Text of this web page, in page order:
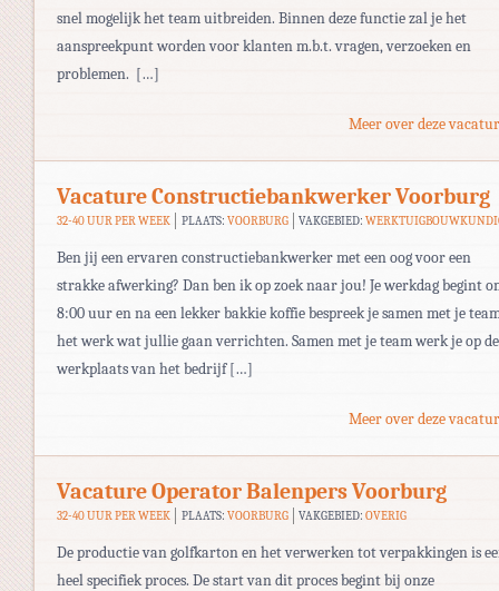
snel mogelijk het team uitbreiden. Binnen deze functie zal je het
aanspreekpunt worden voor klanten m.b.t. vragen, verzoeken en
problemen. […]
Meer over deze
Vacature Constructiebankwerker Voorburg
32-40 UUR PER WEEK PLAATS: VOORBURG VAKGEBIED:
Ben jij een ervaren constructiebankwerker met een oog voor een
strakke afwerking? Dan ben ik op zoek naar jou! Je werkdag begint
8:00 uur en na een lekker bakkie koffie bespreek je samen met je
het werk wat jullie gaan verrichten. Samen met je team werk je op de
werkplaats van het bedrijf […]
Meer over deze
Vacature Operator Balenpers Voorburg
32-40 UUR PER WEEK PLAATS: VOORBURG VAKGEBIED:OVERIG
De productie van golfkarton en het verwerken tot verpakkingen is
heel specifiek proces. De start van dit proces begint bij onze